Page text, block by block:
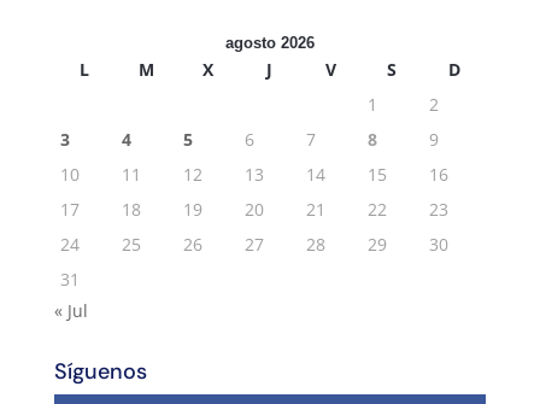
agosto 2026
L M X J V S
D
1
2
3
4 5 6 7 8
9
10
11 12 13 14 15
16
17
18 19 20 21 22
23
24
25 26 27 28 29
30
31
« Jul
Síguenos